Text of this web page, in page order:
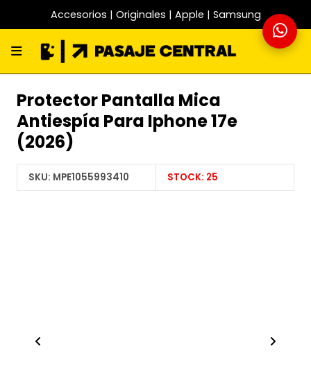
Accesorios | Originales | Apple | Samsung
Protector Pantalla Mica
Antiespía Para Iphone 17e
(2026)
SKU: MPE1055993410 STOCK: 25